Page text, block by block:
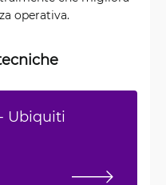
operativa.
Ubiquiti